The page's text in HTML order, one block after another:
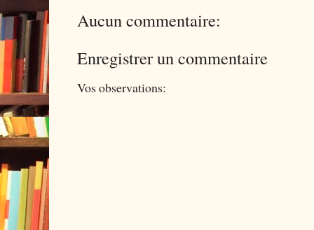
Aucun commentaire:
Enregistrer un commentaire
Vos observations: